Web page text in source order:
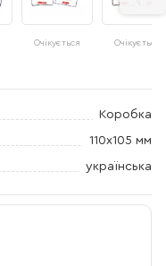
Очікується Очікується
Коробка
110х105 мм
українська